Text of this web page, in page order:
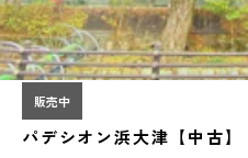
販売中
パデシオン浜大津【中古】